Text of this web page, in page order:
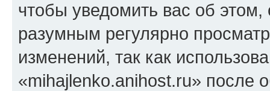
чтобы уведомить вас об
разумным регулярно
изменений, так как
«mihajlenko.anihost.ru» после